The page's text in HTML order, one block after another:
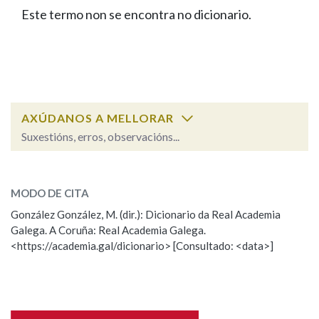
FIGURAS HOMENAXEADAS
PORTAL DAS PALABRAS
Facebook
TwitterYoutubeInstagram
Bluesky
BUSCAR NOS LEMAS
Remata por
BUSCAR NO CONTIDO
Nas definicións
Este termo non se encontra no dicionario.
AXÚDANOS A MELLORAR
Suxestións, erros, observacións...
Observación
Nome
MODO DE CITA
González González, M. (dir.): Dicionario da Real Academia
Galega. A Coruña: Real Academia Galega.
<https://academia.gal/dicionario> [Consultado: <data>]